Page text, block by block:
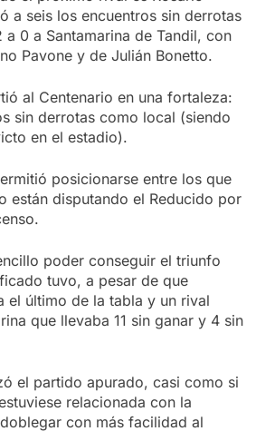
Nueva jornada negativa para
los activos argentinos:
cayeron las acciones en Wall
Street y el riesgo país quedó
2 Días Atrás
Jorge Macri condenó los
disturbios frente al Congreso
y calificó a los responsables
como «delincuentes
anarquistas»
2 Días Atrás
Día Internacional de la
Cerveza: los tres secretos
2 Días Atrás
El frío polar se instala en
Buenos Aires: mejora el
tiempo y llegan las
semana
2 Días Atrás
Día de San Cayetano: por qué
se celebra cada 7 de agosto
y qué representa para los
argentinos
2 Días Atrás
El Senado aprobó la ley de
propiedad privada, pero el
durante la protesta contra la
Ley de Propiedad Privada:
hubo detenidos y
2 Días Atrás
La Fiscalía rechazó el
a seis los encuentros sin derrotas
0 a Santamarina de Tandil, con
Pavone y de Julián Bonetto.
al Centenario en una fortaleza:
sin derrotas como local (siendo
en el estadio).
posicionarse entre los que
están disputando el Reducido por
poder conseguir el triunfo
tuvo, a pesar de que
el último de la tabla y un rival
que llevaba 11 sin ganar y 4 sin
el partido apurado, casi como si
relacionada con la
con más facilidad al